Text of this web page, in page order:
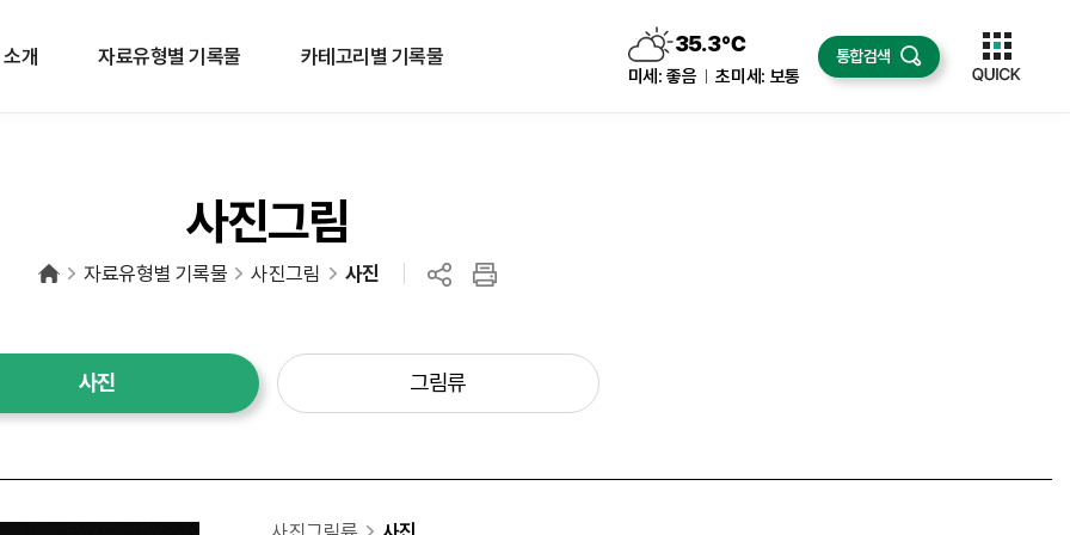
개 자료유형별 기록물 카테고리별 기록물 35.3℃
구름조금
미세: 좋음 초미세: 보통
통합검색
사진그림
자료유형별 기록물 사진그림 사진
사진 그림류